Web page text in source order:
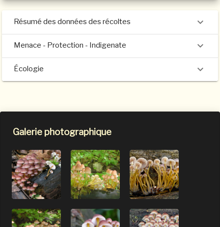
Résumé des données des récoltes
Menace - Protection - Indigenate
Écologie
Galerie photographique